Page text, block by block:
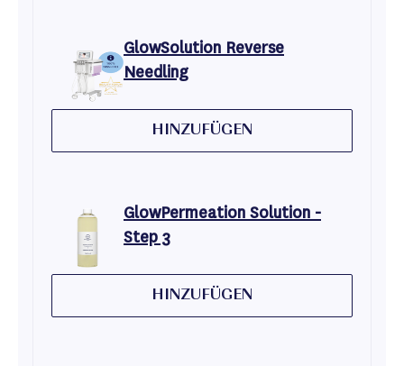
GlowSolution Reverse
Needling
HINZUFÜGEN
GlowPermeation Solution -
Step 3
HINZUFÜGEN